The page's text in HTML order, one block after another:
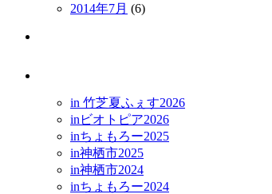
2014年7月 (6)
in 竹芝夏ふぇす2026
inビオトピア2026
inちょもろー2025
in神栖市2025
in神栖市2024
inちょもろー2024